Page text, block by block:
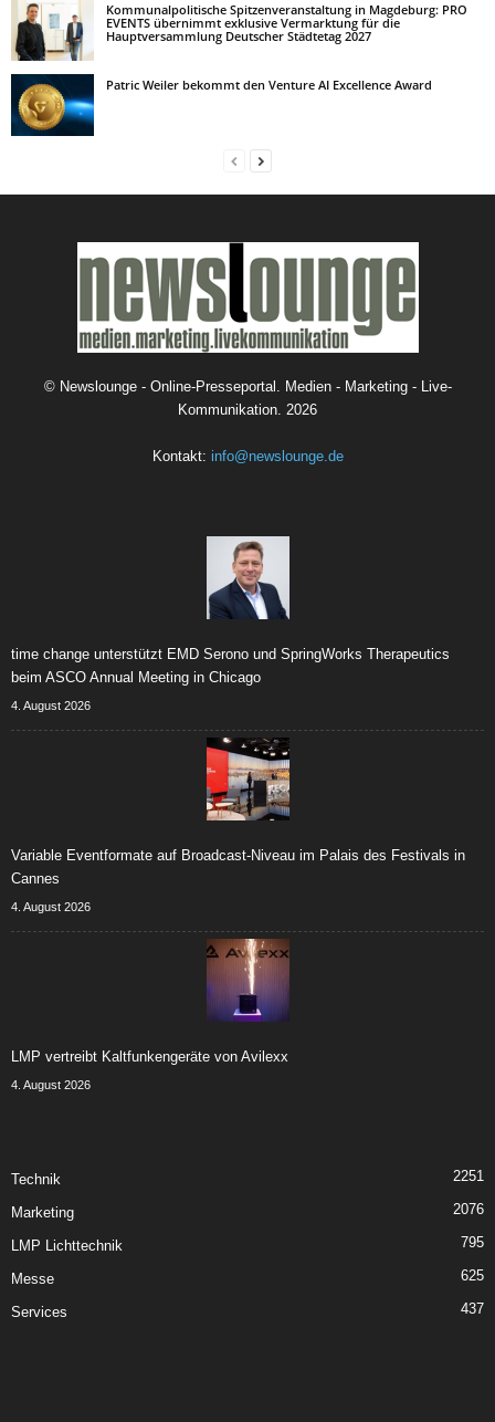
Kommunalpolitische Spitzenveranstaltung in Magdeburg: PRO
EVENTS übernimmt exklusive Vermarktung für die
Hauptversammlung Deutscher Städtetag 2027
Patric Weiler bekommt den Venture AI Excellence Award
© Newslounge - Online-Presseportal. Medien - Marketing - Live-
Kommunikation. 2026
Kontakt: info@newslounge.de
time change unterstützt EMD Serono und SpringWorks Therapeutics
beim ASCO Annual Meeting in Chicago
4. August 2026
Variable Eventformate auf Broadcast-Niveau im Palais des Festivals in
Cannes
4. August 2026
LMP vertreibt Kaltfunkengeräte von Avilexx
4. August 2026
Technik 2251
Marketing 2076
LMP Lichttechnik 795
Messe 625
Services 437